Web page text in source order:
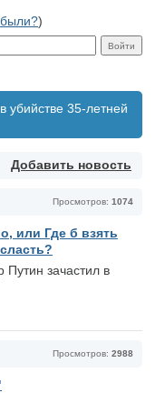
)
убийстве 35-летней
Добавить новость
Просмотров: 1074
или Где б взять
Путин зачастил в
Просмотров: 2988